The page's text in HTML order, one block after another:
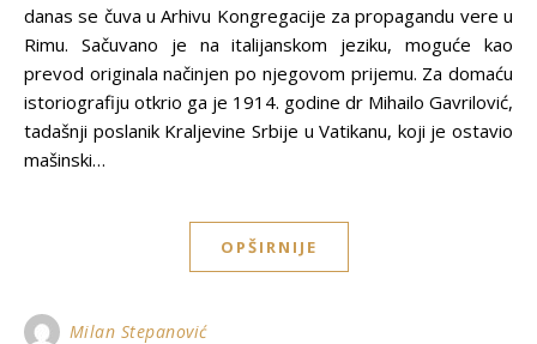
danas se čuva u Arhivu Kongregacije za propagandu vere u
Rimu. Sačuvano je na italijanskom jeziku, moguće kao
prevod originala načinjen po njegovom prijemu. Za domaću
istoriografiju otkrio ga je 1914. godine dr Mihailo Gavrilović,
tadašnji poslanik Kraljevine Srbije u Vatikanu, koji je ostavio
mašinski…
OPŠIRNIJE
Milan Stepanović